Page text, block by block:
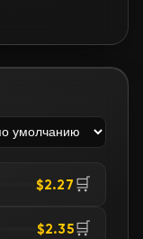
$2.27 🛒
$2.35🛒